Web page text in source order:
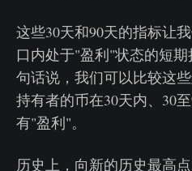
这些30天和90天的指标让
口内处于"盈利"状态的短
句话说，我们可以比较这
持有者的币在30天内、30
有"盈利"。
历史上，向新的历史最高